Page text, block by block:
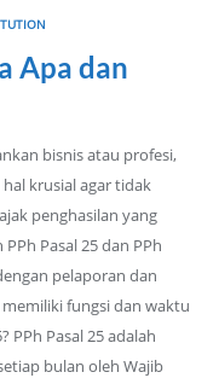
Apa dan
bisnis atau profesi,
krusial agar tidak
penghasilan yang
Pasal 25 dan PPh
pelaporan dan
fungsi dan waktu
PPh Pasal 25 adalah
bulan oleh Wajib